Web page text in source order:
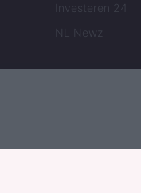
Investeren 24
NL Newz